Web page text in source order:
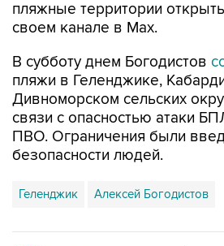
пляжные территории
своем канале в Max.
В субботу днем Богодистов
пляжи в Геленджике,
Дивноморском сельских
связи с опасностью атаки
ПВО. Ограничения были
безопасности людей.
Геленджик Алексей Богодистов